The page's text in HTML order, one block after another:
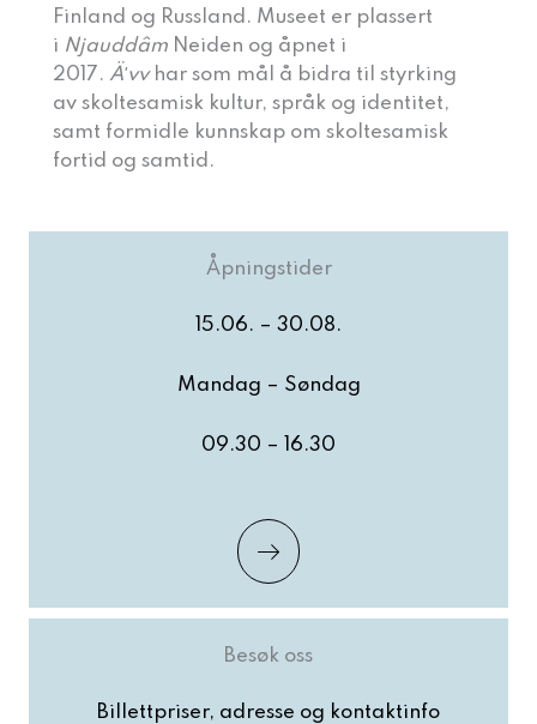
Finland og Russland. Museet er plassert
i Njauddâm Neiden og åpnet i
2017. Äʹvvhar som mål å bidra til styrking
av skoltesamisk kultur, språk og identitet,
samt formidle kunnskap om skoltesamisk
fortid og samtid.
Åpningstider
15.06. – 30.08.
Mandag – Søndag
09.30 – 16.30
Besøk oss
Billettpriser, adresse og kontaktinfo